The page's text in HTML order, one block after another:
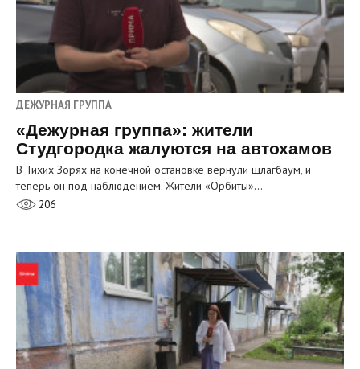
ДЕЖУРНАЯ ГРУППА
«Дежурная группа»: жители
Студгородка жалуются на автохамов
В Тихих Зорях на конечной остановке вернули шлагбаум, и
теперь он под наблюдением. Жители «Орбиты»…
206